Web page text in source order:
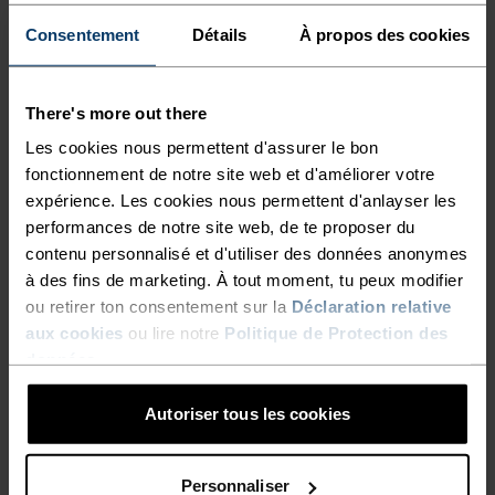
Consentement Détails À propos des cookies
There's more out there
Les cookies nous permettent d'assurer le bon
fonctionnement de notre site web et d'améliorer votre
expérience. Les cookies nous permettent d'anlayser les
performances de notre site web, de te proposer du
contenu personnalisé et d'utiliser des données anonymes
à des fins de marketing. À tout moment, tu peux modifier
ou retirer ton consentement sur la Déclaration relative
aux cookies ou lire notre Politique de Protection des
Autoriser tous les cookies
Personnaliser
L’HUMIDITÉ, TANDIS QUE LE
COL MONTANT ZIPPÉ BLOQUE
OU APPORTE UNE
VENTILATION
SUPPLÉMENTAIRE LORSQUE
VOUS EN AVEZ BESOIN.
VOTRE TEMPÉRATURE EST
AINSI MAINTENUE À UN
NIVEAU IDÉAL LORSQUE
VOUS VOUS EXERCEZ
INTENSÉMENT PAR TEMPS
FROID. LA MATIÈRE SOUPLE
vous en avez besoin. Votre température est ainsi
maintenue à un niveau idéal lorsque vous vous
souple de ce pull assure une totale liberté de
mouvement pour que vous puissiez repousser vos
limites sans vous sentir freinée, alors que ses
détails réfléchissants garantissent votre visibilité
dans l’obscurité. Perfectionnez votre équipement
technique cet hiver, avec le pull à manches
longues et col zippé Run Easy d’Odlo.
STYLE ET FONCTIONNALITÉ
Une collection pour l’entraînement qui travaille